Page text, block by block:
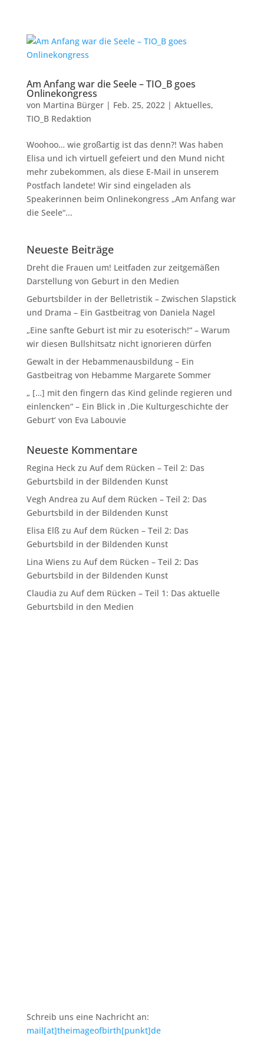
Am Anfang war die Seele – TIO_B goes
Onlinekongress
von Martina Bürger| Feb. 25, 2022| Aktuelles,
TIO_B Redaktion
Woohoo… wie großartig ist das denn?! Was haben
Elisa und ich virtuell gefeiert und den Mund nicht
mehr zubekommen, als diese E-Mail in unserem
Postfach landete! Wir sind eingeladen als
Speakerinnen beim Onlinekongress „Am Anfang war
die Seele“...
Neueste Beiträge
Dreht die Frauen um! Leitfaden zur zeitgemäßen
Darstellung von Geburt in den Medien
Geburtsbilder in der Belletristik – Zwischen Slapstick
und Drama – Ein Gastbeitrag von Daniela Nagel
„Eine sanfte Geburt ist mir zu esoterisch!“ – Warum
wir diesen Bullshitsatz nicht ignorieren dürfen
Gewalt in der Hebammenausbildung – Ein
Gastbeitrag von Hebamme Margarete Sommer
„ […] mit den fingern das Kind gelinde regieren und
einlencken“ – Ein Blick in ‚Die Kulturgeschichte der
Geburt‘ von Eva Labouvie
Neueste Kommentare
Regina Heckzu Auf dem Rücken – Teil 2: Das
Geburtsbild in der Bildenden Kunst
Vegh Andrea zu Auf dem Rücken – Teil 2: Das
Geburtsbild in der Bildenden Kunst
Elisa Elßzu Auf dem Rücken – Teil 2: Das
Geburtsbild in der Bildenden Kunst
Lina Wiens zu Auf dem Rücken – Teil 2: Das
Geburtsbild in der Bildenden Kunst
Claudia zu Auf dem Rücken – Teil 1: Das aktuelle
Geburtsbild in den Medien
Schreib uns eine Nachricht an:
mail[at]theimageofbirth[punkt]de